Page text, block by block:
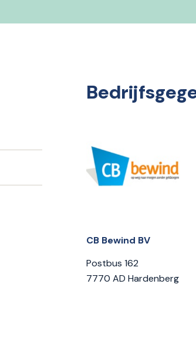
CB Bewind BV
Postbus 162
7770 AD Hardenberg